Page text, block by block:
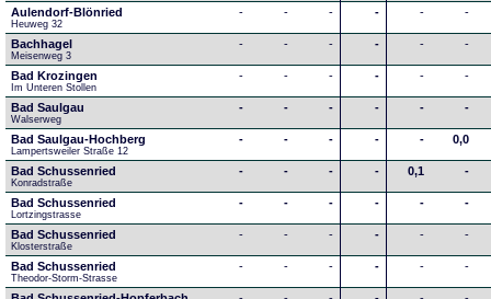
Aulendorf-Blönried
Heuweg 32
- - - - - -
Bachhagel
Meisenweg 3
- - - - - -
Bad Krozingen
Im Unteren Stollen
- - - - - -
Bad Saulgau
Walserweg
- - - - - -
Bad Saulgau-Hochberg
Lampertsweiler Straße 12
- - - - - 0,0
Bad Schussenried
Konradstraße
- - - - 0,1 -
Bad Schussenried
Lortzingstrasse
- - - - - -
Bad Schussenried
Klosterstraße
- - - - - -
Bad Schussenried
Theodor-Storm-Strasse
- - - - - -